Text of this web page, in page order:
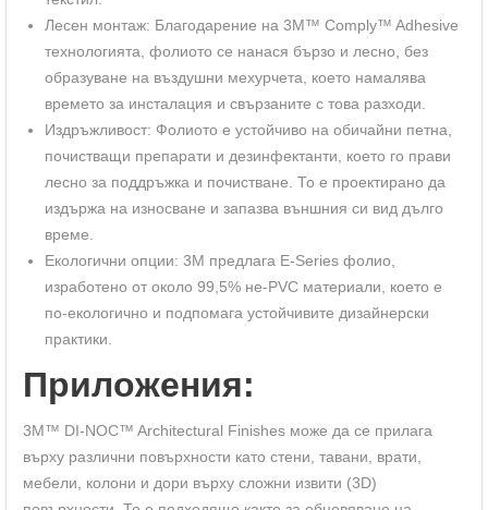
Лесен монтаж: Благодарение на 3M™ Comply™ Adhesive
технологията, фолиото се нанася бързо и лесно, без
образуване на въздушни мехурчета, което намалява
времето за инсталация и свързаните с това разходи.
Издръжливост: Фолиото е устойчиво на обичайни петна,
почистващи препарати и дезинфектанти, което го прави
лесно за поддръжка и почистване. То е проектирано да
издържа на износване и запазва външния си вид дълго
време.
Екологични опции: 3M предлага E-Series фолио,
изработено от около 99,5% не-PVC материали, което е
по-екологично и подпомага устойчивите дизайнерски
практики.
Приложения:
3M™ DI-NOC™ Architectural Finishes може да се прилага
върху различни повърхности като стени, тавани, врати,
мебели, колони и дори върху сложни извити (3D)